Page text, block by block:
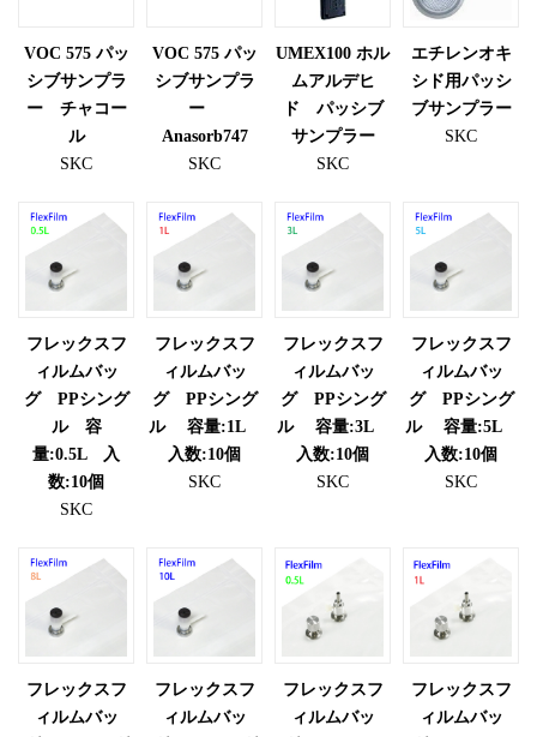
VOC 575 パッ
シブサンプラ
ー チャコー
ル
SKC
VOC 575 パッ
シブサンプラ
ー
Anasorb747
SKC
UMEX100 ホル
ムアルデヒ
ド パッシブ
サンプラー
SKC
エチレンオキ
シド用パッシ
ブサンプラー
SKC
フレックスフ
ィルムバッ
グ PPシング
ル 容
量:0.5L 入
数:10個
SKC
フレックスフ
ィルムバッ
グ PPシング
ル 容量:1L
入数:10個
SKC
フレックスフ
ィルムバッ
グ PPシング
ル 容量:3L
入数:10個
SKC
フレックスフ
ィルムバッ
グ PPシング
ル 容量:5L
入数:10個
SKC
フレックスフ
ィルムバッ
フレックスフ
ィルムバッ
フレックスフ
ィルムバッ
フレックスフ
ィルムバッ